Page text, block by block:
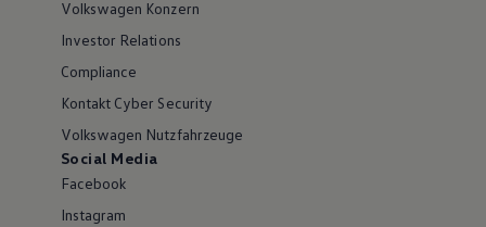
Volkswagen Konzern
Investor Relations
Compliance
Kontakt Cyber Security
Volkswagen Nutzfahrzeuge
Social Media
Facebook
Instagram